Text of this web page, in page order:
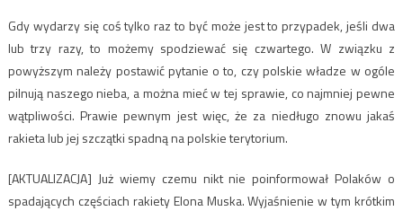
Gdy wydarzy się coś tylko raz to być może jest to przypadek, jeśli dwa
lub trzy razy, to możemy spodziewać się czwartego. W związku z
powyższym należy postawić pytanie o to, czy polskie władze w ogóle
pilnują naszego nieba, a można mieć w tej sprawie, co najmniej pewne
wątpliwości. Prawie pewnym jest więc, że za niedługo znowu jakaś
rakieta lub jej szczątki spadną na polskie terytorium.
[AKTUALIZACJA] Już wiemy czemu nikt nie poinformował Polaków o
spadających częściach rakiety Elona Muska. Wyjaśnienie w tym krótkim